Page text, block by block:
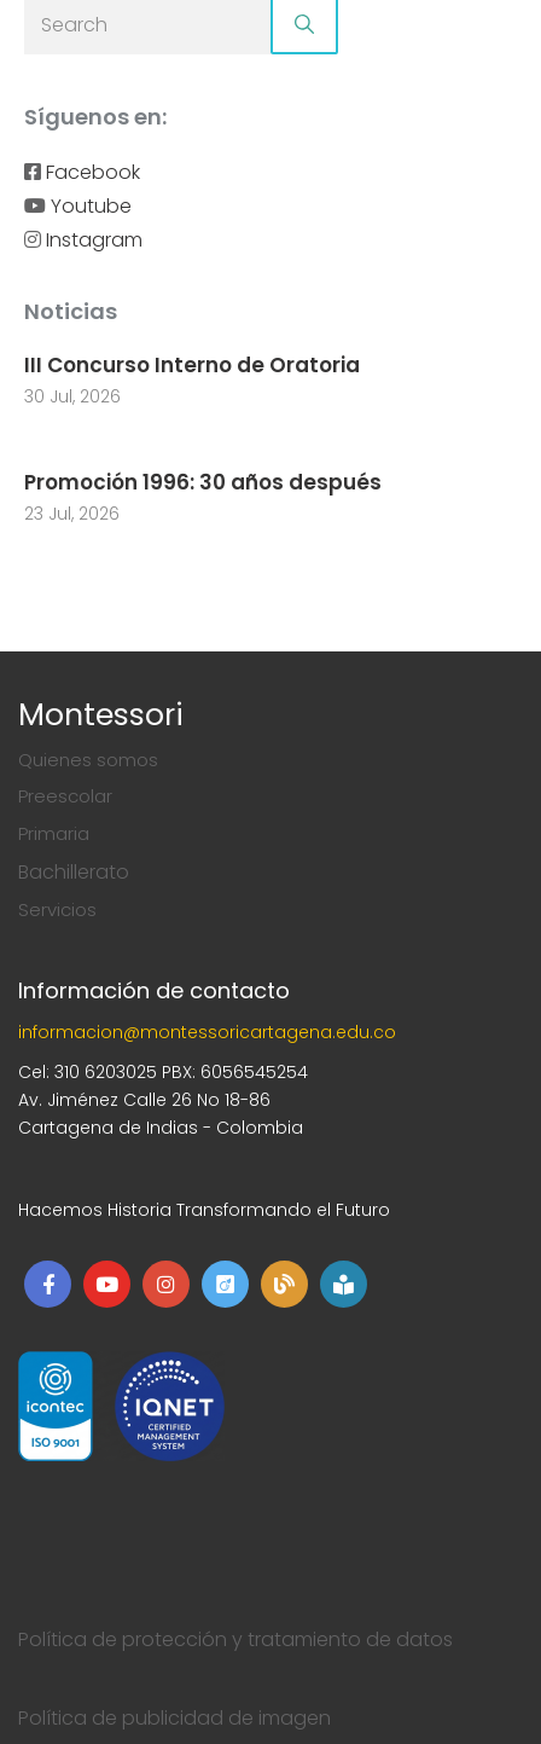
Síguenos en:
Facebook
Youtube
Instagram
Noticias
III Concurso Interno de Oratoria
30 Jul, 2026
Promoción 1996: 30 años después
23 Jul, 2026
Montessori
Quienes somos
Preescolar
Primaria
Bachillerato
Servicios
Información de contacto
informacion@montessoricartagena.edu.co
Cel: 310 6203025 PBX: 6056545254
Av. Jiménez Calle 26 No 18-86
Cartagena de Indias - Colombia
Hacemos Historia Transformando el Futuro
Política de protección y tratamiento de datos
Política de publicidad de imagen